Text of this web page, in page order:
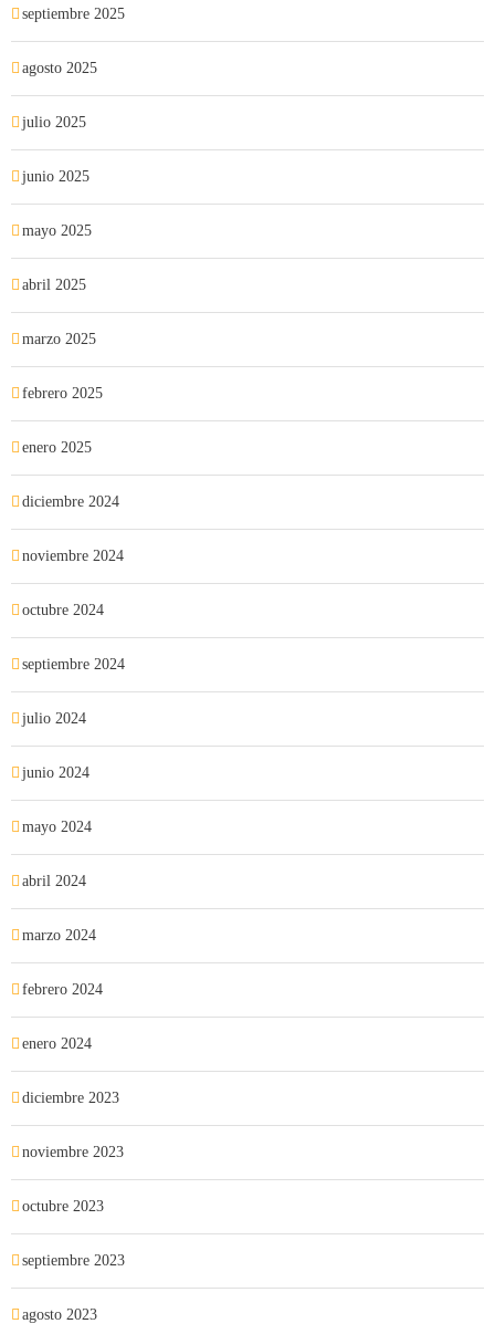
septiembre 2025
agosto 2025
julio 2025
junio 2025
mayo 2025
abril 2025
marzo 2025
febrero 2025
enero 2025
diciembre 2024
noviembre 2024
octubre 2024
septiembre 2024
julio 2024
junio 2024
mayo 2024
abril 2024
marzo 2024
febrero 2024
enero 2024
diciembre 2023
noviembre 2023
octubre 2023
septiembre 2023
agosto 2023